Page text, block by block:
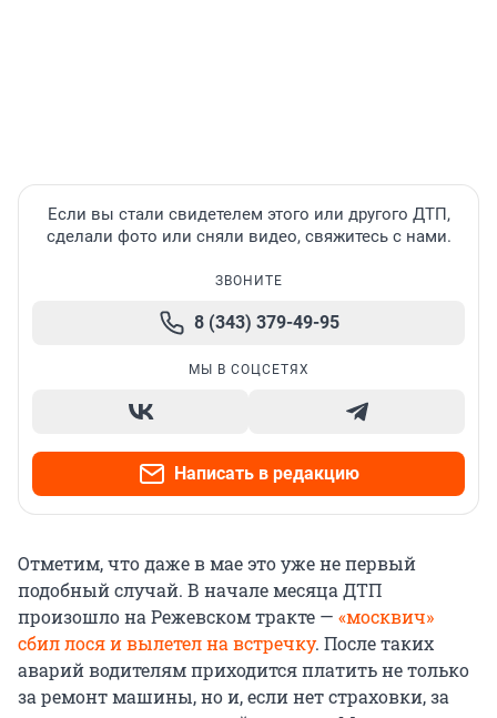
Если вы стали свидетелем этого или другого ДТП,
сделали фото или сняли видео, свяжитесь с нами.
ЗВОНИТЕ
8 (343) 379-49-95
МЫ В СОЦСЕТЯХ
Написать в редакцию
Отметим, что даже в мае это уже не первый
подобный случай. В начале месяца ДТП
произошло на Режевском тракте — «москвич»
сбил лося и вылетел на встречку. После таких
аварий водителям приходится платить не только
за ремонт машины, но и, если нет страховки, за